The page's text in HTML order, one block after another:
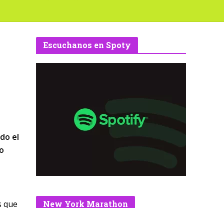
el
que
Escuchanos en Spoty
New York Marathon